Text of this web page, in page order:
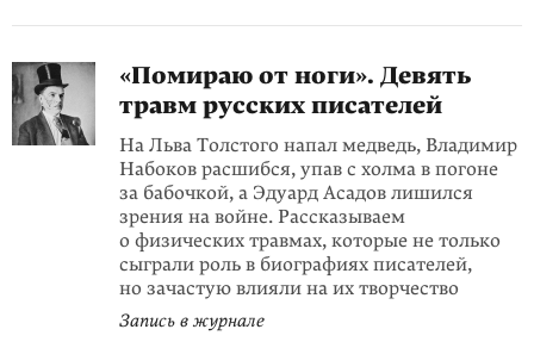
«Помираю от ноги». Девять
травм русских писателей
На Льва Толстого напал медведь, Владимир
Набоков расшибся, упав с холма в погоне
за бабочкой, а Эдуард Асадов лишился
зрения на войне. Рассказываем
о физических травмах, которые не только
сыграли роль в биографиях писателей,
но зачастую влияли на их творчество
Запись в журнале